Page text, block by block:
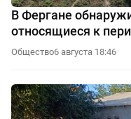
В Фергане
относящиеся к
Общество6 августа 18:46